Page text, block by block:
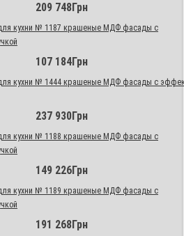
209 748Грн
кухни № 1187 крашеные МДФ фасады с
107 184Грн
кухни № 1444 крашеные МДФ фасады с
237 930Грн
кухни № 1188 крашеные МДФ фасады с
149 226Грн
кухни № 1189 крашеные МДФ фасады с
191 268Грн